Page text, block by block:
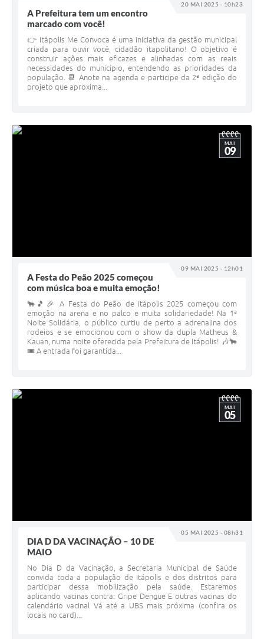
20 MAI 2025 - 10h23
A Prefeitura tem um encontro
marcado com você!
👉 Itápolis Me Convoca é uma iniciativa da gestão municipal
criada para ouvir você, cidadão itapolitano! O objetivo é
construir ações mais eficazes e alinhadas com as reais
necessidades do município, entendendo as prioridades da
população. 📆 Anote na agenda e participe da 2ª edição do
projeto que aproxima...
09 MAI 2025 - 12h01
MAI
09
A Festa do Peão 2025 começou
com música boa e muita emoção!
🐂🎵🎉 A Festa do Peão de Itápolis 2025 começou com
emoção na arena e no palco e muita solidariedade! Na 1ª
Noite Solidária, o público curtiu de perto a adrenalina dos
rodeios e se emocionou com o show da dupla Matheus &
Kauan, numa noite oferecida pela Prefeitura de Itápolis! 🎶🐂
🎟 A entrada foi garantida...
05 MAI 2025 - 08h31
MAI
05
DIA D DA VACINAÇÃO – 10 DE
MAIO
No Dia D da Vacinação, a Secretaria Municipal de Saúde
convida toda a população de Itápolis e dos distritos para
participar dessa mobilização pela saúde. Estaremos
aplicando vacinas contra: Gripe Dengue E outras vacinas do
calendário vacinal Vá até a UBS mais próxima (confira os
locais no card)...